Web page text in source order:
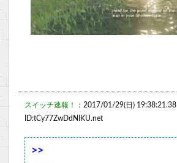
スイッチ速報！
：2017/01/29(日) 19:38:21.38
ID:tCy77ZwDdNIKU.net
>>